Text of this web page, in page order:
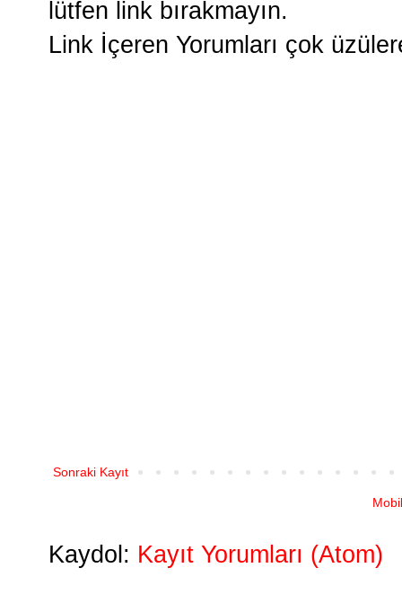
lütfen link bırakmayın.
Link İçeren Yorumları çok
Sonraki Kayıt
Kaydol: Kayıt Yorumları (Atom)